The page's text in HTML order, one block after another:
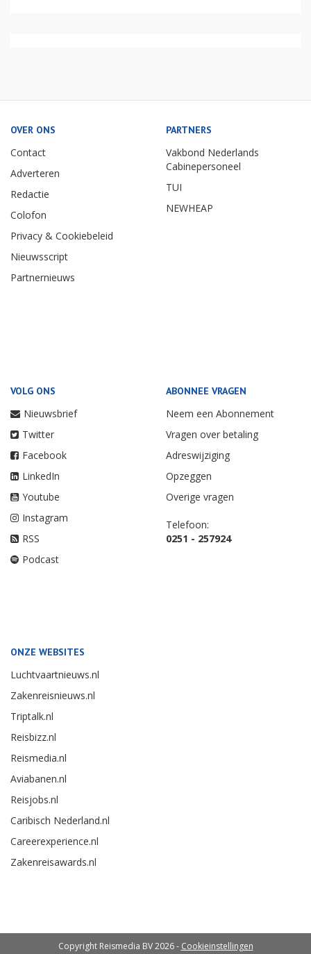
OVER ONS
Contact
Adverteren
Redactie
Colofon
Privacy & Cookiebeleid
Nieuwsscript
Partnernieuws
PARTNERS
Vakbond Nederlands
Cabinepersoneel
TUI
NEWHEAP
VOLG ONS
Nieuwsbrief
Twitter
Facebook
LinkedIn
Youtube
Instagram
RSS
Podcast
ABONNEE VRAGEN
Neem een Abonnement
Vragen over betaling
Adreswijziging
Opzeggen
Overige vragen
Telefoon:
0251 - 257924
ONZE WEBSITES
Luchtvaartnieuws.nl
Zakenreisnieuws.nl
Triptalk.nl
Reisbizz.nl
Reismedia.nl
Aviabanen.nl
Reisjobs.nl
Caribisch Nederland.nl
Careerexperience.nl
Zakenreisawards.nl
Copyright Reismedia BV 2026 - Cookieinstellingen